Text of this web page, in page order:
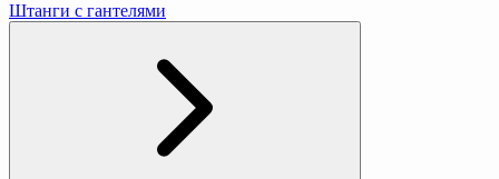
Штанги с гантелями